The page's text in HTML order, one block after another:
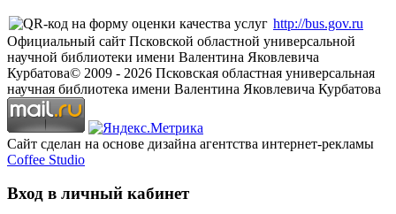
http://bus.gov.ru
Официальный сайт Псковской областной универсальной
научной библиотеки имени Валентина Яковлевича
Курбатова© 2009 - 2026 Псковская областная универсальная
научная библиотека имени Валентина Яковлевича Курбатова
Сайт сделан на основе дизайна агентства интернет-рекламы
Coffee Studio
Вход в личный кабинет